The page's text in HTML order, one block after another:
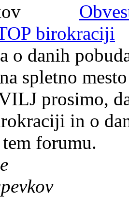
birokraciji
o danih
spletno
prosimo,
in o
forumu.